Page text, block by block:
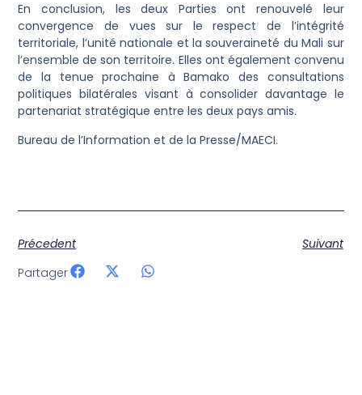
En conclusion, les deux Parties ont renouvelé leur
convergence de vues sur le respect de l’intégrité
territoriale, l’unité nationale et la souveraineté du Mali sur
l’ensemble de son territoire. Elles ont également convenu
de la tenue prochaine à Bamako des consultations
politiques bilatérales visant à consolider davantage le
partenariat stratégique entre les deux pays amis.
Bureau de l’Information et de la Presse/MAECI.
Précedent
Suivant
Partager